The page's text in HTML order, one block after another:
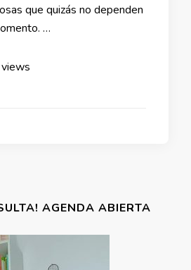
que quizás no dependen
…
AGENDA ABIERTA